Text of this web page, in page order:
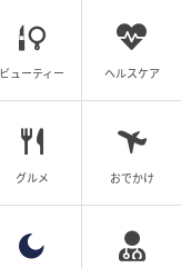
ビューティー ヘルスケア
グルメ おでかけ